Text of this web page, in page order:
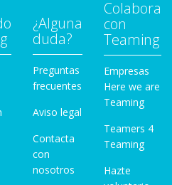
¿Alguna
duda?
Preguntas
frecuentes
Aviso legal
Contacta
con
nosotros
Colabora
con
Teaming
Empresas
Here we are
Teaming
Teamers 4
Teaming
Hazte